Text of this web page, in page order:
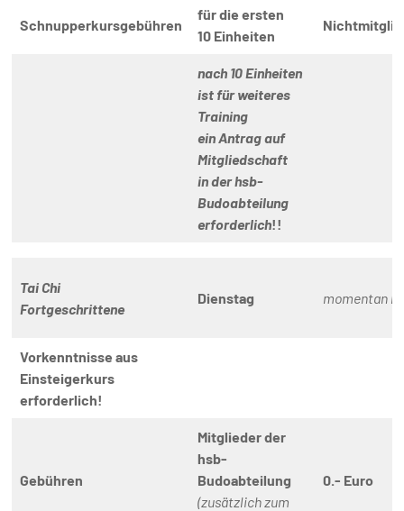
Schnupperkursgebühren
für die ersten
10 Einheiten
nach 10 Einheiten
ist für weiteres
Training
ein Antrag auf
Mitgliedschaft
in der hsb-
Budoabteilung
erforderlich!!
Tai Chi
Fortgeschrittene
Dienstag momentan
Vorkenntnisse aus
Einsteigerkurs
erforderlich!
Gebühren
Mitglieder der
hsb-
Budoabteilung
(zusätzlich zum
0.- Euro